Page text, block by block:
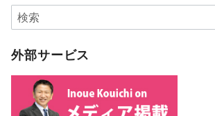
外部サービス